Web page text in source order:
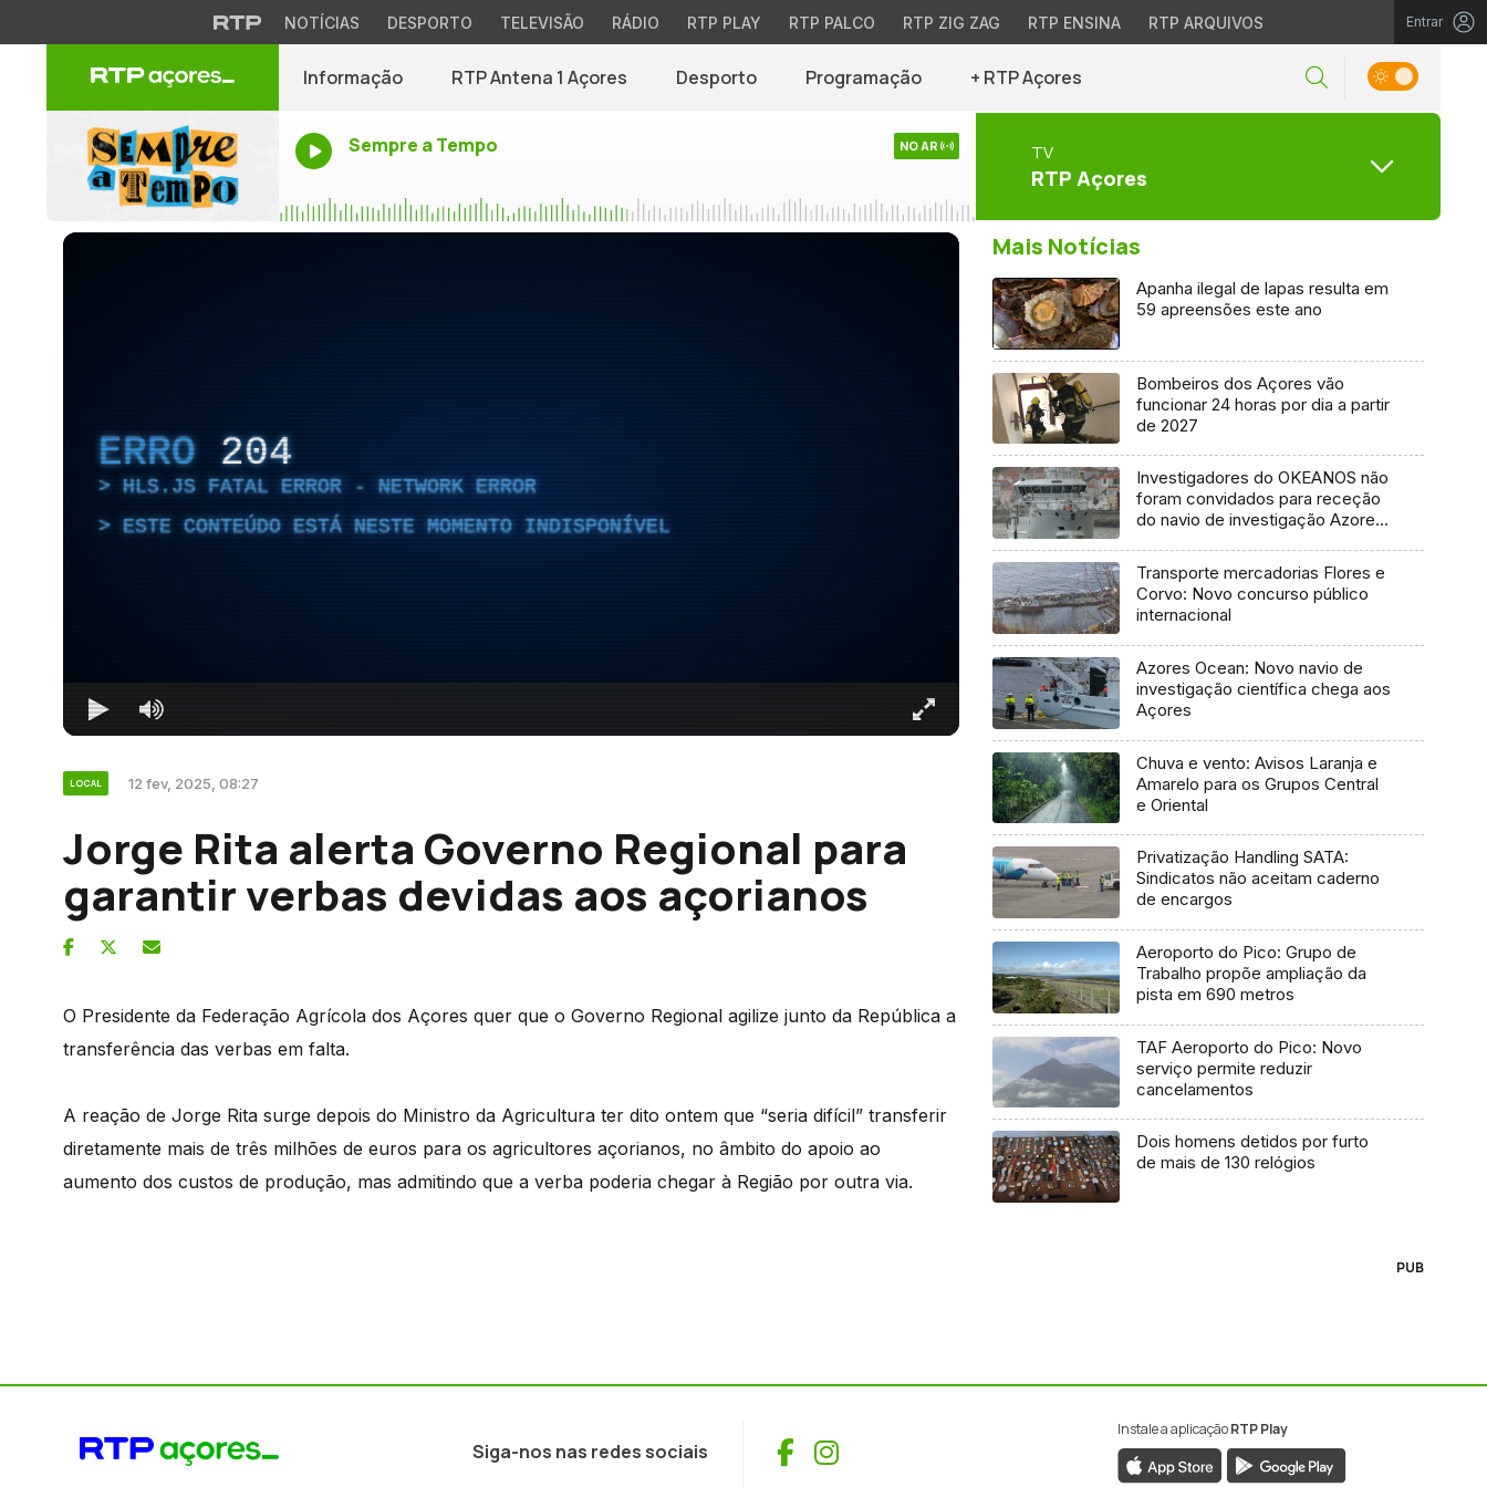
NOTÍCIAS DESPORTO TELEVISÃO RÁDIO RTP PLAY RTP PALCO RTP ZIG ZAG RTP ENSINA RTP ARQUIVOS Entrar
Informação RTP Antena 1 Açores Desporto Programação + RTP Açores
Sempre a Tempo NO AR TV
RTP Açores
ERRO 204
HLS.JS FATAL ERROR - NETWORK ERROR
ESTE CONTEÚDO ESTÁ NESTE MOMENTO INDISPONÍVEL
LOCAL 12 fev, 2025, 08:27
Jorge Rita alerta Governo Regional para
garantir verbas devidas aos açorianos
O Presidente da Federação Agrícola dos Açores quer que o Governo Regional agilize junto da República a
transferência das verbas em falta.
A reação de Jorge Rita surge depois do Ministro da Agricultura ter dito ontem que “seria difícil” transferir
diretamente mais de três milhões de euros para os agricultores açorianos, no âmbito do apoio ao
aumento dos custos de produção, mas admitindo que a verba poderia chegar à Região por outra via.
Mais Notícias
Apanha ilegal de lapas resulta em
59 apreensões este ano
Bombeiros dos Açores vão
funcionar 24 horas por dia a partir
de 2027
Investigadores do OKEANOS não
foram convidados para receção
do navio de investigação Azores
Transporte mercadorias Flores e
Corvo: Novo concurso público
internacional
Azores Ocean: Novo navio de
investigação científica chega aos
Açores
Chuva e vento: Avisos Laranja e
Amarelo para os Grupos Central
e Oriental
Privatização Handling SATA:
Sindicatos não aceitam caderno
de encargos
Aeroporto do Pico: Grupo de
Trabalho propõe ampliação da
pista em 690 metros
TAF Aeroporto do Pico: Novo
serviço permite reduzir
cancelamentos
Dois homens detidos por furto
de mais de 130 relógios
PUB
Siga-nos nas redes sociais Facebook
Instagram
Instale a aplicaçãoRTP Play